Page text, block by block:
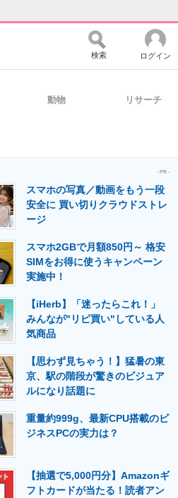
マーケ×ITの今がよく分かる
建設×テクノロジーの最前線
検索 ログイン
動物 リサーチ
- PR -
スマホの写真／動画をもう一段
安全に 買い切りクラウドストレ
ージ
スマホ2GBで月額850円～ 格安
SIMをお得に使うキャンペーン
実施中！
【iHerb】「迷ったらこれ！」
みんなが"リピ買い"している人
気商品
【思わず見ちゃう！】猛暑の東
京、駅の階段が驚きのビジュア
ルになり話題に
重量約999g、最新CPU搭載のビ
ジネスPCの実力は？
【抽選で5,000円分】Amazonギ
フトカードが当たる！読者アン